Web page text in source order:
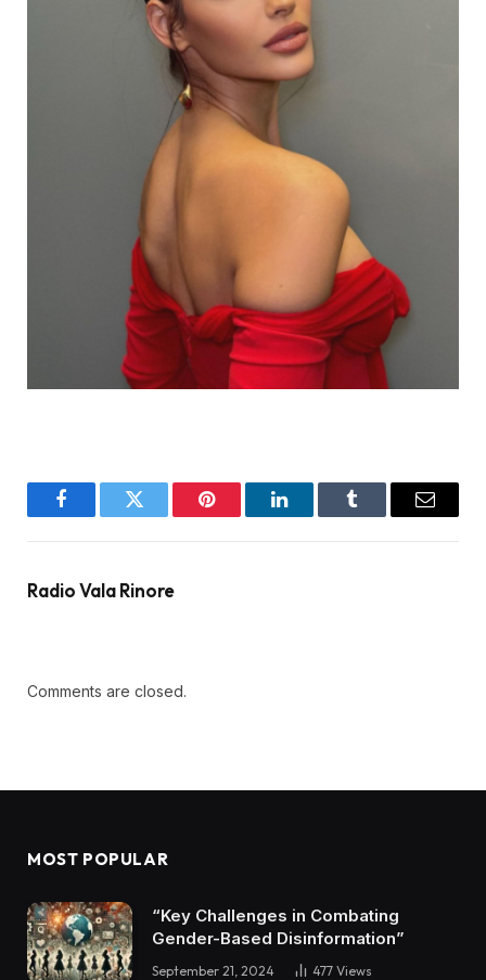
FacebookTwitter Pinterest LinkedInTumblr Email
Radio Vala Rinore
Comments are closed.
MOST POPULAR
“Key Challenges in Combating
Gender-Based Disinformation”
September 21, 2024 477 Views